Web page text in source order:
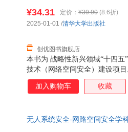
本书为 战略性新兴领域“十四
技术（网络空间安全）建设项
前沿，结合作者多年科研成果
法，具有很高的学术价值。本
动驾驶、工业物联网和无人机
¥34.31 定价： ¥39.90 (8.6折)
创优图书旗舰店
2025-01-01 /清华大学出版社
加入购物车 收藏
无人系统安全-网路空间安全学